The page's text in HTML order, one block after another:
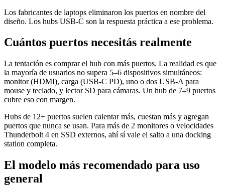
Los fabricantes de laptops eliminaron los puertos en nombre del
diseño. Los hubs USB-C son la respuesta práctica a ese problema.
Cuántos puertos necesitás realmente
La tentación es comprar el hub con más puertos. La realidad es que
la mayoría de usuarios no supera 5–6 dispositivos simultáneos:
monitor (HDMI), carga (USB-C PD), uno o dos USB-A para
mouse y teclado, y lector SD para cámaras. Un hub de 7–9 puertos
cubre eso con margen.
Hubs de 12+ puertos suelen calentar más, cuestan más y agregan
puertos que nunca se usan. Para más de 2 monitores o velocidades
Thunderbolt 4 en SSD externos, ahí sí vale el salto a una docking
station completa.
El modelo más recomendado para uso
general